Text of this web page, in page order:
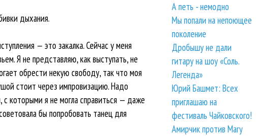
дыхания.
— это закалка. Сейчас у меня
Я не представляю, как выступать, не
обрести некую свободу, так что моя
стоит через импровизацию. Надо
с которыми я не могла справиться — даже
бы попробовать танец для
А петь - немодно
Мы попали на непоющее
поколение
Дробышу не дали
гитару на шоу «Соль.
Легенда»
Юрий Башмет: Всех
приглашаю на
фестиваль Чайковского!
Амирчик против Mary